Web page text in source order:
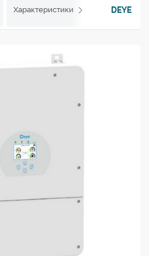
Характеристики ВідгукиDEYE